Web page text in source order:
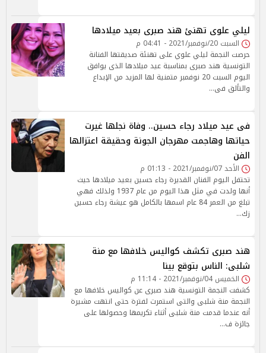
ليلي علوى تهنئ هند صبرى بعيد ميلادها
السبت 20/نوفمبر/2021 - 04:41 م
حرصت النجمة ليلي علوي على تهنئة صديقتها الفنانة
التونسية هند صبرى بمناسبة عيد ميلادها الذى يوافق
اليوم السبت 20 نوفمبر متمنية لها المزيد من الإبداع
والتألق فى…
فى عيد ميلاد رجاء حسين.. وفاة نجلها غيرت
حياتها وهاجمت مهرجان الجونة وحقيقة اعتزالها
الفن
الأحد 07/نوفمبر/2021 - 01:13 م
تحتفل اليوم الفنان القديرة رجاء حسين بعيد ميلادها حيث
أنها ولدت في مثل هذا اليوم من عام 1937 ولذلك فهي
تبلغ من العمر 84 عام اسمها بالكامل هو عيشة رجاء حسين
زك…
هند صبرى تكشف كواليس خلافها مع منة
شلبى: الناس بتوقع بينا
الخميس 04/نوفمبر/2021 - 11:14 م
كشفت النجمة التونسية هند صبرى عن كواليس خلافها مع
النجمة منة شلبى والتى استمرت لفترة حتى انتهت مشيرة
أنه عندما قدمت منة شلبى أثناء تكريمها وحصولها على
جائزة ف…